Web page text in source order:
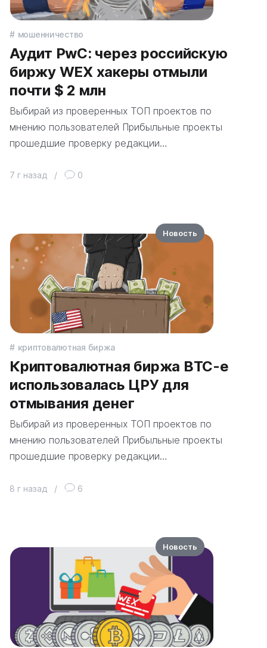
мошенничество
Аудит PwC: через российскую
биржу WEX хакеры отмыли
почти $ 2 млн
Выбирай из проверенных ТОП проектов по
мнению пользователей Прибыльные проекты
прошедшие проверку редакции…
7 г назад / 0
криптовалютная биржа
Криптовалютная биржа BTC-e
использовалась ЦРУ для
отмывания денег
Выбирай из проверенных ТОП проектов по
мнению пользователей Прибыльные проекты
прошедшие проверку редакции…
8 г назад / 6
Новость
Новость